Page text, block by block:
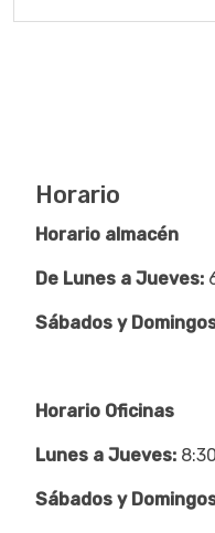
Horario
Horario almacén
De Lunes a Jueves:
Sábados y
Horario Oficinas
Lunes a Jueves:
Sábados y